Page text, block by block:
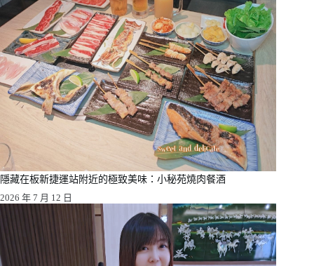
隱藏在板新捷運站附近的極致美味：小秘苑燒肉餐酒
2026 年 7 月 12 日